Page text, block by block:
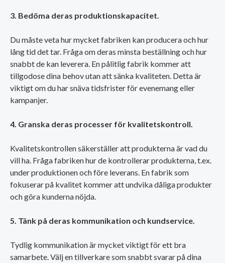
3. Bedöma deras produktionskapacitet.
Du måste veta hur mycket fabriken kan producera och hur
lång tid det tar. Fråga om deras minsta beställning och hur
snabbt de kan leverera. En pålitlig fabrik kommer att
tillgodose dina behov utan att sänka kvaliteten. Detta är
viktigt om du har snäva tidsfrister för evenemang eller
kampanjer.
4. Granska deras processer för kvalitetskontroll.
Kvalitetskontrollen säkerställer att produkterna är vad du
vill ha. Fråga fabriken hur de kontrollerar produkterna, t.ex.
under produktionen och före leverans. En fabrik som
fokuserar på kvalitet kommer att undvika dåliga produkter
och göra kunderna nöjda.
5. Tänk på deras kommunikation och kundservice.
Tydlig kommunikation är mycket viktigt för ett bra
samarbete. Välj en tillverkare som snabbt svarar på dina